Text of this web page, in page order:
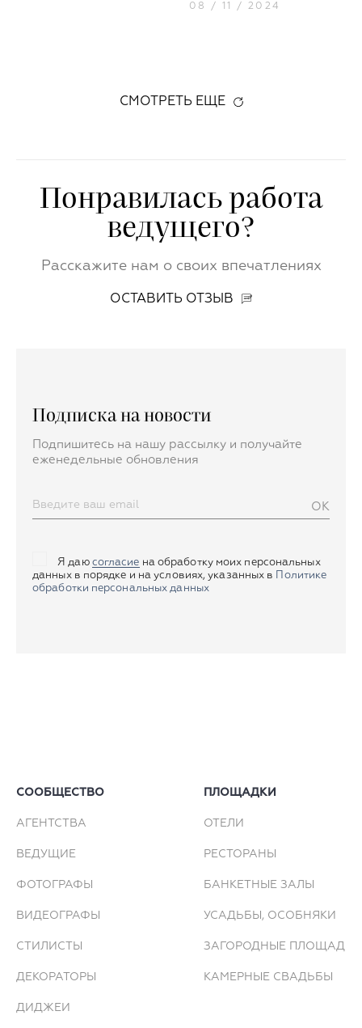
08 / 11 / 2024
СМОТРЕТЬ ЕЩЕ
Понравилась работа
ведущего?
Расскажите нам о своих впечатлениях
ОСТАВИТЬ ОТЗЫВ
Подписка на новости
Подпишитесь на нашу рассылку и получайте
еженедельные обновления
OK
Я даю согласие на обработку моих персональных
данных в порядке и на условиях, указанных в
Политике
обработки персональных данных
СООБЩЕСТВО
АГЕНТСТВА
ВЕДУЩИЕ
ФОТОГРАФЫ
ВИДЕОГРАФЫ
СТИЛИСТЫ
ДЕКОРАТОРЫ
ДИДЖЕИ
ПЛОЩАДКИ
ОТЕЛИ
РЕСТОРАНЫ
БАНКЕТНЫЕ ЗАЛЫ
УСАДЬБЫ, ОСОБНЯКИ
ЗАГОРОДНЫЕ ПЛОЩАДКИ
КАМЕРНЫЕ СВАДЬБЫ